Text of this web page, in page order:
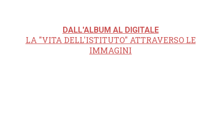
DALL'ALBUM AL DIGITALE
LA "VITA DELL'ISTITUTO" ATTRAVERSO LE
IMMAGINI